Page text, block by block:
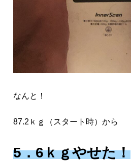
なんと！
87.2ｋｇ（スタート時）から
5．6ｋｇやせた！